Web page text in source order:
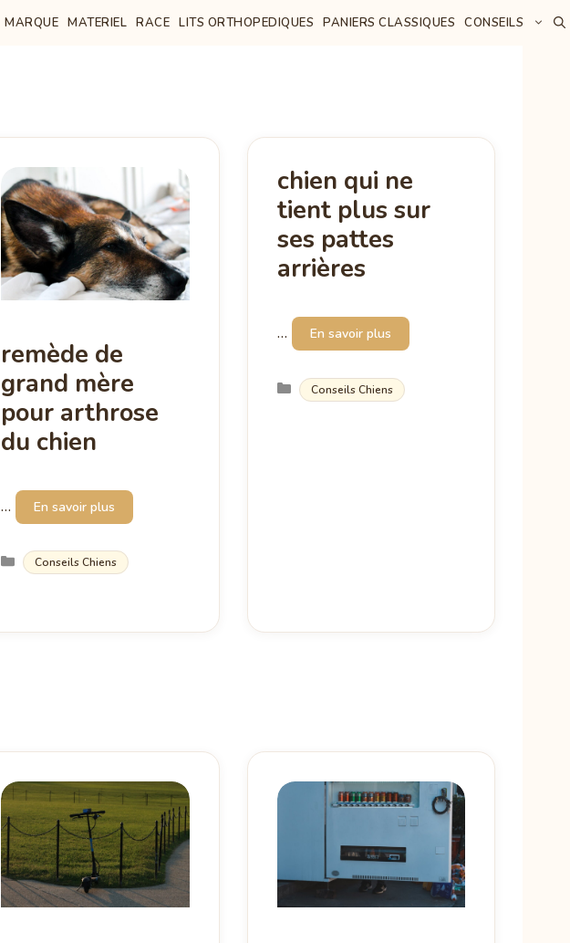
MARQUE MATERIEL RACE LITS ORTHOPEDIQUES PANIERS CLASSIQUES CONSEILS
remède de
grand mère
pour arthrose
du chien
… En savoir plus
Catégories
Conseils Chiens
chien qui ne
tient plus sur
ses pattes
arrières
… En savoir plus
Catégories
Conseils Chiens